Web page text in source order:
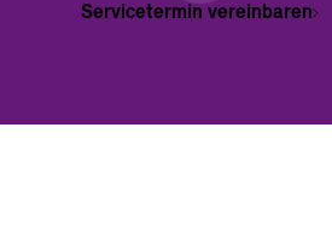
Servicetermin vereinbaren